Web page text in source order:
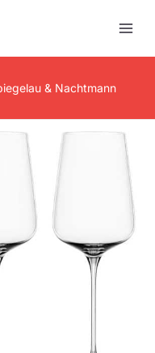
& Nachtmann